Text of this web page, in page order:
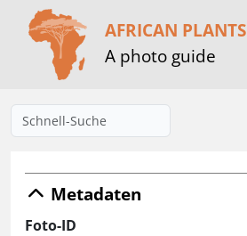
AFRICAN PLANTS
A photo guide
Metadaten
Foto-ID